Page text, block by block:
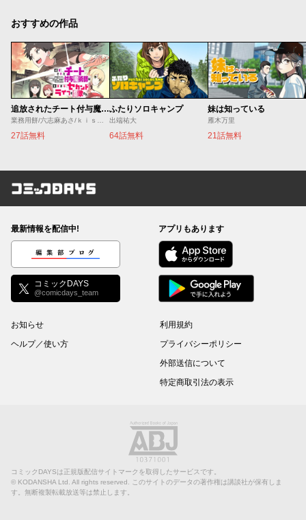
おすすめの作品
追放されたチート付与魔術師は気ままなセカンドライフを謳歌する。 ～俺は武器だけじゃなく、あらゆるものに『強化ポイント』を付与できるし、俺の意思でいつでも効果を解除できるけど、残った人たち大丈夫？～
業務用餅/六志麻あさ/ｋｉｓｕｉ
27話無料
ふたりソロキャンプ
出端祐大
64話無料
妹は知っている
雁木万里
21話無料
コミックDAYS
最新情報を配信中!
編集部ブログ
コミックDAYS
@comicdays_team
アプリもあります
お知らせ
ヘルプ／使い方
利用規約
プライバシーポリシー
外部送信について
特定商取引法の表示
コミックDAYSは正規版配信サイトマークを取得したサービスです。
© KODANSHA Ltd. All rights reserved. このサイトのデータの著作権は講談社が保有しま
す。無断複製転載放送等は禁止します。